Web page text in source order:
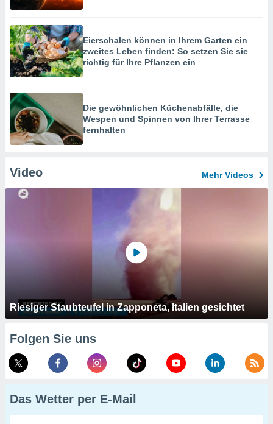
Eierschalen können in Ihrem Garten ein
zweites Leben finden: So setzen Sie sie
richtig für Ihre Pflanzen ein
Die gewöhnlichen Küchenabfälle, die
Wespen und Spinnen von Ihrer Terrasse
fernhalten
Video Mehr Videos
Riesiger Staubteufel in Zapponeta, Italien gesichtet
Folgen Sie uns
Das Wetter per E-Mail